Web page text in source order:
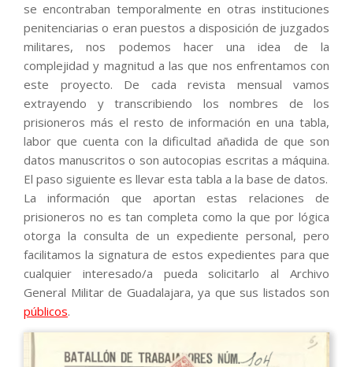
se encontraban temporalmente en otras instituciones
penitenciarias o eran puestos a disposición de juzgados
militares, nos podemos hacer una idea de la
complejidad y magnitud a las que nos enfrentamos con
este proyecto. De cada revista mensual vamos
extrayendo y transcribiendo los nombres de los
prisioneros más el resto de información en una tabla,
labor que cuenta con la dificultad añadida de que son
datos manuscritos o son autocopias escritas a máquina.
El paso siguiente es llevar esta tabla a la base de datos.
La información que aportan estas relaciones de
prisioneros no es tan completa como la que por lógica
otorga la consulta de un expediente personal, pero
facilitamos la signatura de estos expedientes para que
cualquier interesado/a pueda solicitarlo al Archivo
General Militar de Guadalajara, ya que sus listados son
públicos.